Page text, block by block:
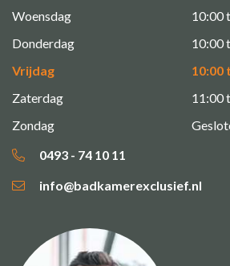
Woensdag
10:00
Donderdag
10:00
Vrijdag
10:00
Zaterdag
11:00
Zondag
0493 - 74 10 11
info@badkamerexclusief.nl